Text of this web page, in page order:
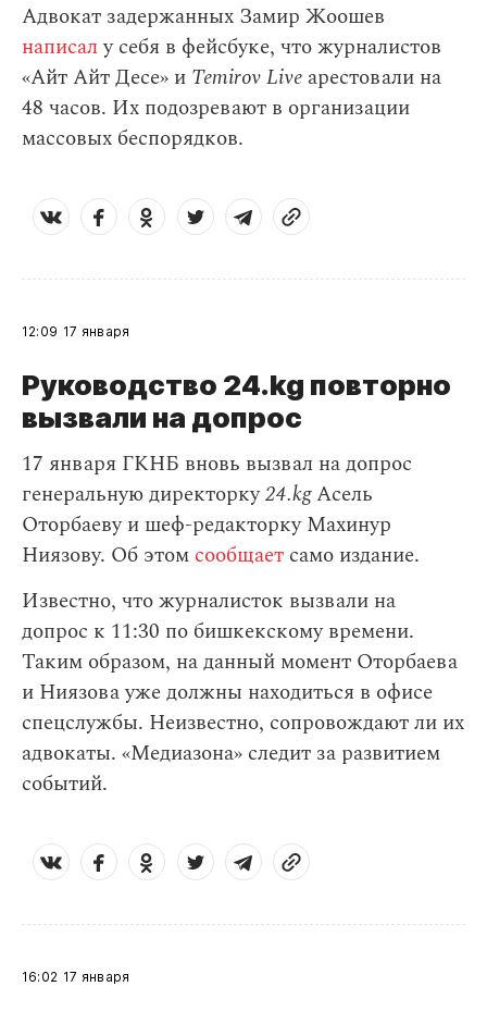
Адвокат задержанных Замир Жоошев
написалу себя в фейсбуке, что журналистов
«Айт Айт Десе» и Temirov Live арестовали на
48 часов. Их подозревают в организации
массовых беспорядков.
12:09 17 января
Руководство 24.kg повторно
вызвали на допрос
17 января ГКНБ вновь вызвал на допрос
генеральную директорку24.kgАсель
Оторбаеву и шеф-редакторку Махинур
Ниязову. Об этом сообщает само издание.
Известно, что журналисток вызвали на
допрос к 11:30 по бишкекскому времени.
Таким образом, на данный момент Оторбаева
и Ниязова уже должны находиться в офисе
спецслужбы. Неизвестно, сопровождают ли их
адвокаты. «Медиазона» следит за развитием
событий.
16:02 17 января